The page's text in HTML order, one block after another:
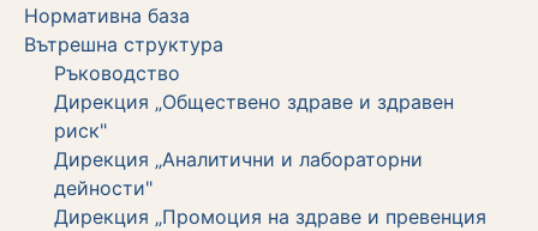
Нормативна база
Вътрешна структура
Ръководство
Дирекция „Обществено здраве и здравен
риск"
Дирекция „Аналитични и лабораторни
дейности"
Дирекция „Промоция на здраве и превенция